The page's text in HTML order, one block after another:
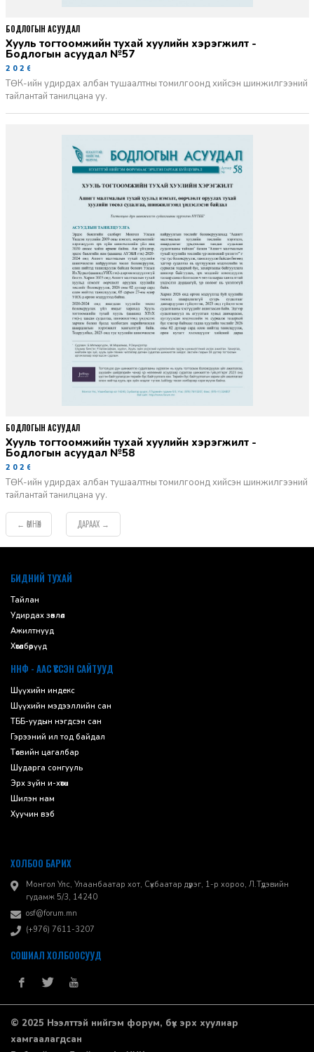
Хууль тогтоомжийн тухай хуулийн хэрэгжилт -
Бодлогын асуудал №57
2026-06-02
ТӨК-ийн удирдах албан тушаалтны томилгоонд хийсэн шинжилгээний
тайлантай танилцана уу.
БОДЛОГЫН АСУУДАЛ
Хууль тогтоомжийн тухай хуулийн хэрэгжилт -
Бодлогын асуудал №58
2026-06-02
ТӨК-ийн удирдах албан тушаалтны томилгоонд хийсэн шинжилгээний
тайлантай танилцана уу.
БОДЛОГЫН АСУУДАЛ
← ӨМНӨХ ДАРААХ →
БИДНИЙ ТУХАЙ
Тайлан
Удирдах зөвлөл
Ажилтнууд
Хөтөлбөрүүд
ННФ - ААС ҮҮССЭН САЙТУУД
Шүүхийн индекс
Шүүхийн мэдээллийн сан
ТББ-уудын нэгдсэн сан
Гэрээний ил тод байдал
Төсвийн цагалбар
Шударга сонгууль
Эрх зүйн и-хөтөч
Шилэн нам
Хуучин вэб
ХОЛБОО БАРИХ
Монгол Улс, Улаанбаатар хот, Сүхбаатар дүүрэг, 1-р хороо, ​Л.Түдэвийн
гудамж 5/3, 14240
osf@forum.mn
(+976) 7611-3207
СОШИАЛ ХОЛБООСУУД
© 2025 Нээлттэй нийгэм форум, бүх эрх хуулиар
хамгаалагдсан